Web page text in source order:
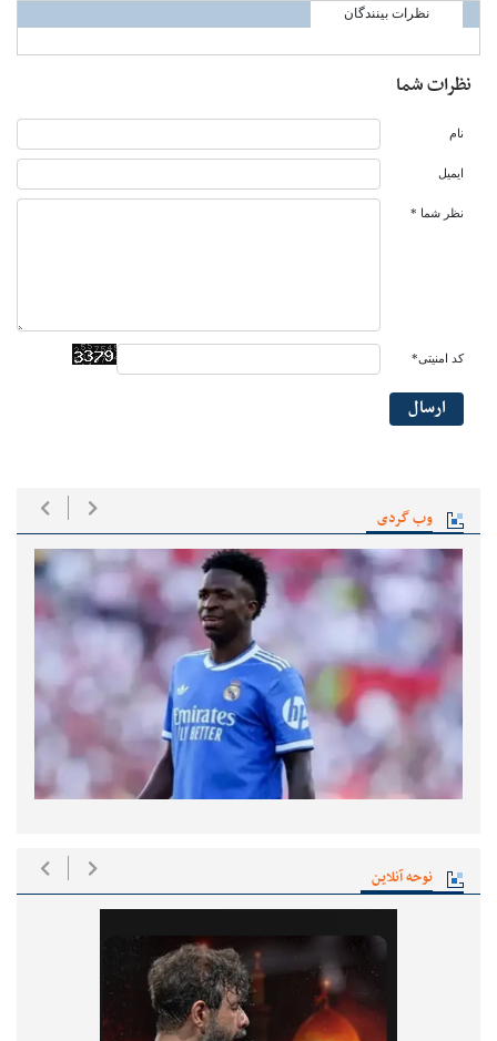
وب گردی
نوحه آنلاین
نظرات بینندگان
نظرات شما
نام
ایمیل
نظر شما *
کد امنیتی*
ارسال